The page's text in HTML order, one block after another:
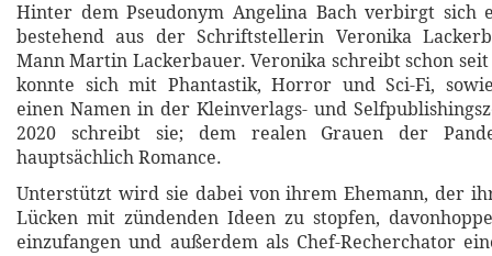
Hinter dem Pseudonym Angelina Bach verbirgt sich
bestehend aus der Schriftstellerin Veronika
Mann Martin Lackerbauer. Veronika schreibt schon
konnte sich mit Phantastik, Horror und Sci-Fi,
einen Namen in der Kleinverlags- und
2020 schreibt sie; dem realen Grauen der
hauptsächlich Romance.
Unterstützt wird sie dabei von ihrem Ehemann, der
Lücken mit zündenden Ideen zu stopfen,
einzufangen und außerdem als Chef-Recherchator